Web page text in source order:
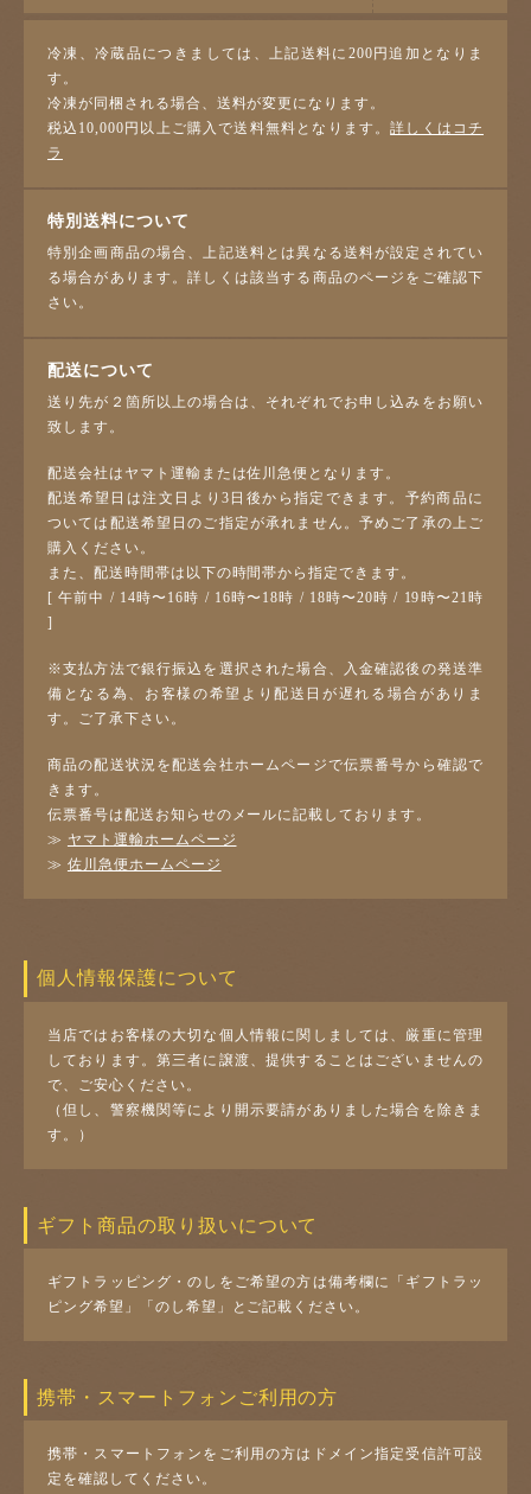
冷凍、冷蔵品につきましては、上記送料に200円追加となりま
す。
冷凍が同梱される場合、送料が変更になります。
税込10,000円以上ご購入で送料無料となります。詳しくはコチ
ラ
特別送料について
特別企画商品の場合、上記送料とは異なる送料が設定されてい
る場合があります。詳しくは該当する商品のページをご確認下
さい。
配送について
送り先が２箇所以上の場合は、それぞれでお申し込みをお願い
致します。
配送会社はヤマト運輸または佐川急便となります。
配送希望日は注文日より3日後から指定できます。予約商品に
ついては配送希望日のご指定が承れません。予めご了承の上ご
購入ください。
また、配送時間帯は以下の時間帯から指定できます。
[ 午前中 / 14時〜16時 / 16時〜18時 / 18時〜20時 / 19時〜21時
]
※支払方法で銀行振込を選択された場合、入金確認後の発送準
備となる為、お客様の希望より配送日が遅れる場合がありま
す。ご了承下さい。
商品の配送状況を配送会社ホームページで伝票番号から確認で
きます。
伝票番号は配送お知らせのメールに記載しております。
≫ ヤマト運輸ホームページ
≫ 佐川急便ホームページ
個人情報保護について
当店ではお客様の大切な個人情報に関しましては、厳重に管理
しております。第三者に譲渡、提供することはございませんの
で、ご安心ください。
（但し、警察機関等により開示要請がありました場合を除きま
す。）
ギフト商品の取り扱いについて
ギフトラッピング・のしをご希望の方は備考欄に「ギフトラッ
ピング希望」「のし希望」とご記載ください。
携帯・スマートフォンご利用の方
携帯・スマートフォンをご利用の方はドメイン指定受信許可設
定を確認してください。